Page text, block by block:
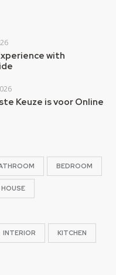
with
Keuze is voor Online
BEDROOM
HOUSE
INTERIOR KITCHEN